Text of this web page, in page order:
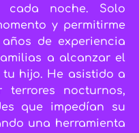
cada noche. Solo
y permitirme
de experiencia
a alcanzar el
tu hijo. He asistido a
nocturnos,
que impedían su
una herramienta